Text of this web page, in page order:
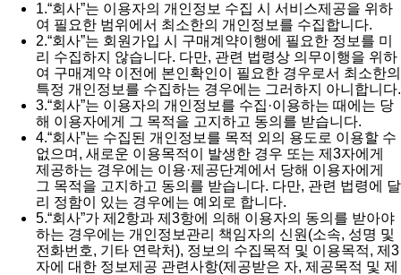
1.“회사”는 이용자의 개인정보 수집 시 서비스제공을 위하
여 필요한 범위에서 최소한의 개인정보를 수집합니다.
2.“회사”는 회원가입 시 구매계약이행에 필요한 정보를 미
리 수집하지 않습니다. 다만, 관련 법령상 의무이행을 위하
여 구매계약 이전에 본인확인이 필요한 경우로서 최소한의
특정 개인정보를 수집하는 경우에는 그러하지 아니합니다.
3.“회사”는 이용자의 개인정보를 수집·이용하는 때에는 당
해 이용자에게 그 목적을 고지하고 동의를 받습니다.
4.“회사”는 수집된 개인정보를 목적 외의 용도로 이용할 수
없으며, 새로운 이용목적이 발생한 경우 또는 제3자에게
제공하는 경우에는 이용·제공단계에서 당해 이용자에게
그 목적을 고지하고 동의를 받습니다. 다만, 관련 법령에 달
리 정함이 있는 경우에는 예외로 합니다.
5.“회사”가 제2항과 제3항에 의해 이용자의 동의를 받아야
하는 경우에는 개인정보관리 책임자의 신원(소속, 성명 및
전화번호, 기타 연락처), 정보의 수집목적 및 이용목적, 제3
자에 대한 정보제공 관련사항(제공받은 자, 제공목적 및 제